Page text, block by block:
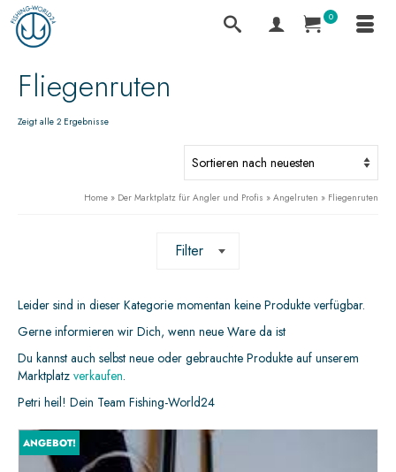
0
Fliegenruten
Zeigt alle 2 Ergebnisse
Home » Der Marktplatz für Angler und Profis » Angelruten » Fliegenruten
Filter
Leider sind in dieser Kategorie momentan keine Produkte verfügbar.
Gerne informieren wir Dich, wenn neue Ware da ist
Du kannst auch selbst neue oder gebrauchte Produkte auf unserem
Marktplatz verkaufen.
Petri heil! Dein Team Fishing-World24
ANGEBOT!